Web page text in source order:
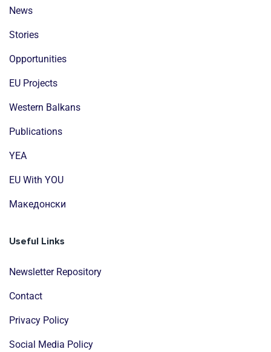
News
Stories
Opportunities
EU Projects
Western Balkans
Publications
YEA
EU With YOU
Mакедонски
Useful Links
Newsletter Repository
Contact
Privacy Policy
Social Media Policy